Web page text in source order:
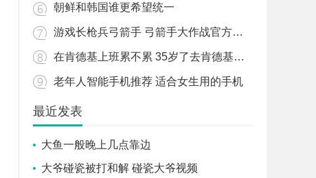
朝鲜和韩国谁更希望统一
游戏长枪兵弓箭手 弓箭手大作战官方下载
在肯德基上班累不累 35岁了去肯德基全职上班好吗
老年人智能手机推荐 适合女生用的手机
最近发表
大鱼一般晚上几点靠边
大爷碰瓷被打和解 碰瓷大爷视频